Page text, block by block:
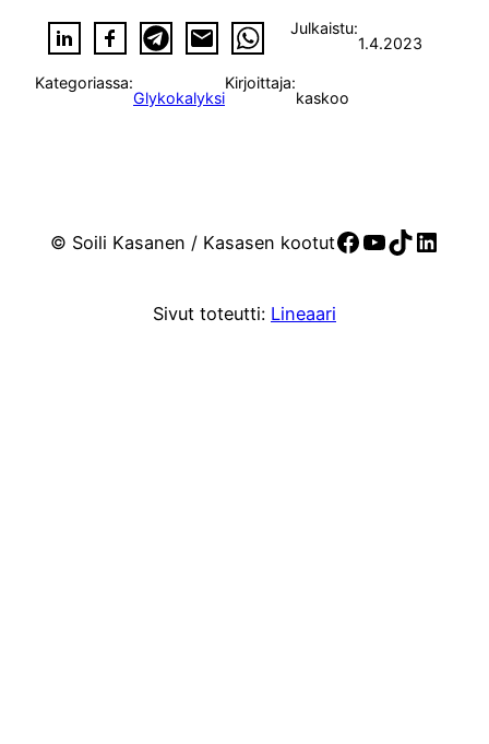
Julkaistu:
1.4.2023
Kategoriassa:
Glykokalyksi
Kirjoittaja:
kaskoo
© Soili Kasanen / Kasasen kootutFacebook
YouTube
TikTok
Sivut toteutti: Lineaari